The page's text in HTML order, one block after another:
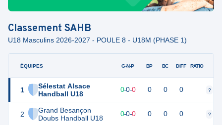
Classement SAHB
U18 Masculins 2026-2027 - POULE 8 - U18M (PHASE 1)
ÉQUIPES
1
Sélestat Alsace
Handball U18
2
Grand Besançon
Doubs Handball U18
G-N-P BP BC DIFF RATIO
0 0-0-0 0 0 0 ?
0 0-0-0 0 0 0 ?